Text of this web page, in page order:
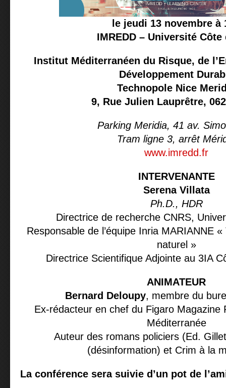
le jeudi 13 novembre à
IMREDD – Université Côte
Institut Méditerranéen du Risque, de
Développement
Technopole Nice
9, Rue Julien Lauprêtre,
Parking Meridia, 41 av.
Tram ligne 3, arrêt
www.imredd.fr
INTERVENANTE
Serena Villata
Ph.D., HDR
Directrice de recherche CNRS,
Responsable de l’équipe Inria MARIANNE
naturel »
Directrice Scientifique Adjointe au 3IA
ANIMATEUR
Bernard Deloupy, membre du
Ex-rédacteur en chef du Figaro Magazine
Méditerranée
Auteur des romans policiers (Ed.
(désinformation) et Crim à la
La conférence sera suivie d’un pot de